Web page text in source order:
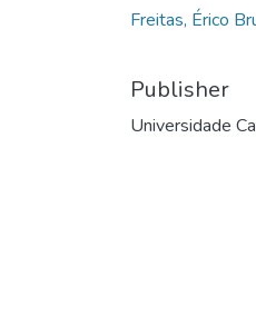
Freitas, Érico
Publisher
Universidade